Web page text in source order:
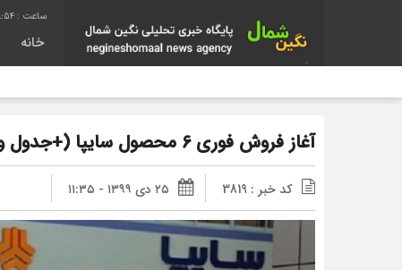
خانه
آغاز فروش فوری 6 محصول سایپا (+جدول و جزئیات)
کد خبر : 3819 ۲۵ دی ۱۳۹۹ - ۱۱:۳۵